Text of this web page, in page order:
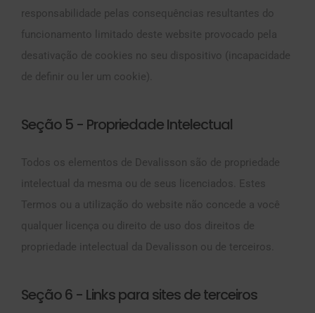
responsabilidade pelas consequências resultantes do
funcionamento limitado deste website provocado pela
desativação de cookies no seu dispositivo (incapacidade
de definir ou ler um cookie).
Seção 5 - Propriedade Intelectual
Todos os elementos de Devalisson são de propriedade
intelectual da mesma ou de seus licenciados. Estes
Termos ou a utilização do website não concede a você
qualquer licença ou direito de uso dos direitos de
propriedade intelectual da Devalisson ou de terceiros.
Seção 6 - Links para sites de terceiros